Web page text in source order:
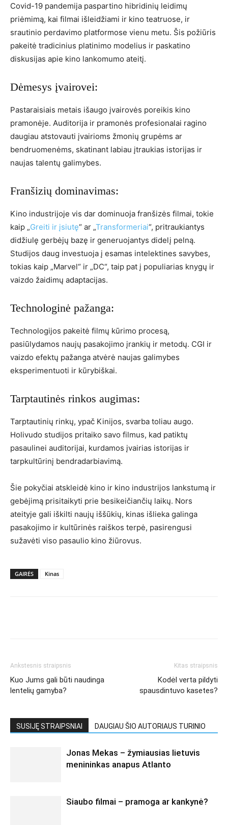
Covid-19 pandemija paspartino hibridinių leidimų
priėmimą, kai filmai išleidžiami ir kino teatruose, ir
srautinio perdavimo platformose vienu metu. Šis požiūris
pakeitė tradicinius platinimo modelius ir paskatino
diskusijas apie kino lankomumo ateitį.
Dėmesys įvairovei:
Pastaraisiais metais išaugo įvairovės poreikis kino
pramonėje. Auditorija ir pramonės profesionalai ragino
daugiau atstovauti įvairioms žmonių grupėms ar
bendruomenėms, skatinant labiau įtraukias istorijas ir
naujas talentų galimybes.
Franšizių dominavimas:
Kino industrijoje vis dar dominuoja franšizės filmai, tokie
kaip „Greiti ir įsiutę“ ar „Transformeriai“, pritraukiantys
didžiulę gerbėjų bazę ir generuojantys didelį pelną.
Studijos daug investuoja į esamas intelektines savybes,
tokias kaip „Marvel“ ir „DC“, taip pat į populiarias knygų ir
vaizdo žaidimų adaptacijas.
Technologinė pažanga:
Technologijos pakeitė filmų kūrimo procesą,
pasiūlydamos naujų pasakojimo įrankių ir metodų. CGI ir
vaizdo efektų pažanga atvėrė naujas galimybes
eksperimentuoti ir kūrybiškai.
Tarptautinės rinkos augimas:
Tarptautinių rinkų, ypač Kinijos, svarba toliau augo.
Holivudo studijos pritaiko savo filmus, kad patiktų
pasaulinei auditorijai, kurdamos įvairias istorijas ir
tarpkultūrinį bendradarbiavimą.
Šie pokyčiai atskleidė kino ir kino industrijos lankstumą ir
gebėjimą prisitaikyti prie besikeičiančių laikų. Nors
ateityje gali iškilti naujų iššūkių, kinas išlieka galinga
pasakojimo ir kultūrinės raiškos terpė, pasirengusi
sužavėti viso pasaulio kino žiūrovus.
GAIRĖS Kinas
Ankstesnis straipsnis
Kuo Jums gali būti naudinga
lentelių gamyba?
Kitas straipsnis
Kodėl verta pildyti
spausdintuvo kasetes?
SUSIJĘ STRAIPSNIAI DAUGIAU ŠIO AUTORIAUS TURINIO
Jonas Mekas – žymiausias lietuvis
menininkas anapus Atlanto
Siaubo filmai – pramoga ar kankynė?